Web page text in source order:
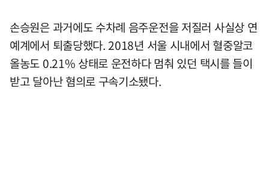
손승원은 과거에도 수차례 음주운전을 저질러 사실상 연
예계에서 퇴출당했다. 2018년 서울 시내에서 혈중알코
올농도 0.21% 상태로 운전하다 멈춰 있던 택시를 들이
받고 달아난 혐의로 구속기소됐다.